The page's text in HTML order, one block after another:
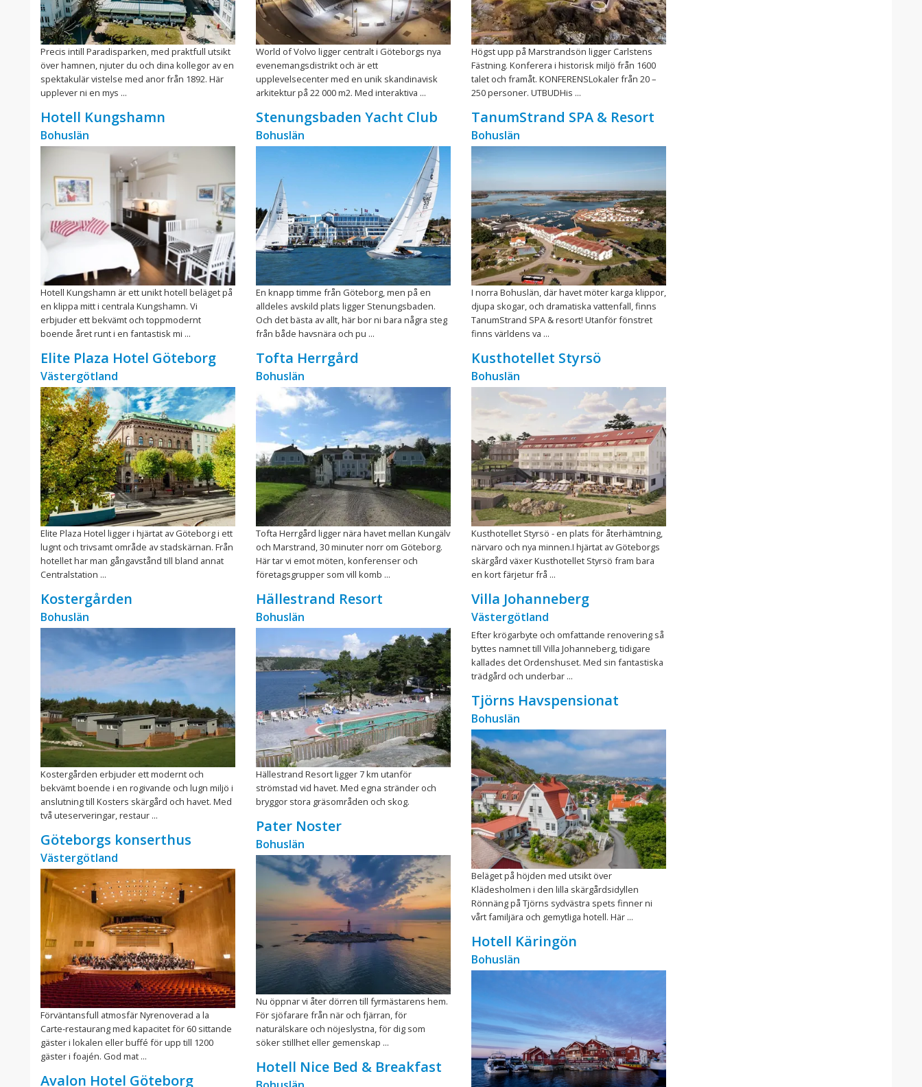
Precis intill Paradisparken, med praktfull utsikt
över hamnen, njuter du och dina kollegor av en
spektakulär vistelse med anor från 1892. Här
upplever ni en mys ...
Hotell Kungshamn
Bohuslän
Hotell Kungshamn är ett unikt hotell beläget på
en klippa mitt i centrala Kungshamn. Vi
erbjuder ett bekvämt och toppmodernt
boende året runt i en fantastisk mi ...
Elite Plaza Hotel Göteborg
Västergötland
Elite Plaza Hotel ligger i hjärtat av Göteborg i ett
lugnt och trivsamt område av stadskärnan. Från
hotellet har man gångavstånd till bland annat
Centralstation ...
World of Volvo ligger centralt i Göteborgs nya
evenemangsdistrikt och är ett
upplevelsecenter med en unik skandinavisk
arkitektur på 22 000 m2. Med interaktiva ...
Stenungsbaden Yacht Club
Bohuslän
En knapp timme från Göteborg, men på en
alldeles avskild plats ligger Stenungsbaden.
Och det bästa av allt, här bor ni bara några steg
från både havsnära och pu ...
Tofta Herrgård
Bohuslän
Tofta Herrgård ligger nära havet mellan Kungälv
och Marstrand, 30 minuter norr om Göteborg.
Här tar vi emot möten, konferenser och
företagsgrupper som vill komb ...
Högst upp på Marstrandsön ligger Carlstens
Fästning. Konferera i historisk miljö från 1600
talet och framåt. KONFERENSLokaler från 20 –
250 personer. UTBUDHis ...
TanumStrand SPA & Resort
Bohuslän
I norra Bohuslän, där havet möter karga klippor,
djupa skogar, och dramatiska vattenfall, finns
TanumStrand SPA & resort! Utanför fönstret
finns världens va ...
Kusthotellet Styrsö
Bohuslän
Kusthotellet Styrsö - en plats för återhämtning,
närvaro och nya minnen.I hjärtat av Göteborgs
skärgård växer Kusthotellet Styrsö fram bara
en kort färjetur frå ...
Kostergården
Bohuslän
Kostergården erbjuder ett modernt och
bekvämt boende i en rogivande och lugn miljö i
anslutning till Kosters skärgård och havet. Med
två uteserveringar, restaur ...
Göteborgs konserthus
Västergötland
Förväntansfull atmosfär Nyrenoverad a la
Carte-restaurang med kapacitet för 60 sittande
gäster i lokalen eller buffé för upp till 1200
gäster i foajén. God mat ...
Avalon Hotel Göteborg
Hällestrand Resort
Bohuslän
Hällestrand Resort ligger 7 km utanför
strömstad vid havet. Med egna stränder och
bryggor stora gräsområden och skog.
Pater Noster
Bohuslän
Nu öppnar vi åter dörren till fyrmästarens hem.
För sjöfarare från när och fjärran, för
naturälskare och nöjeslystna, för dig som
söker stillhet eller gemenskap ...
Hotell Nice Bed & Breakfast
Villa Johanneberg
Västergötland
Efter krögarbyte och omfattande renovering så
byttes namnet till Villa Johanneberg, tidigare
kallades det Ordenshuset. Med sin fantastiska
trädgård och underbar ...
Tjörns Havspensionat
Bohuslän
Beläget på höjden med utsikt över
Klädesholmen i den lilla skärgårdsidyllen
Rönnäng på Tjörns sydvästra spets finner ni
vårt familjära och gemytliga hotell. Här ...
Hotell Käringön
Bohuslän